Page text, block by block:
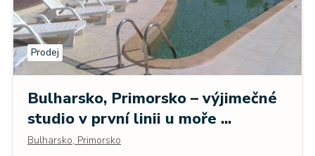
Prodej
Bulharsko, Primorsko – výjimečné
studio v první linii u moře ...
Bulharsko, Primorsko